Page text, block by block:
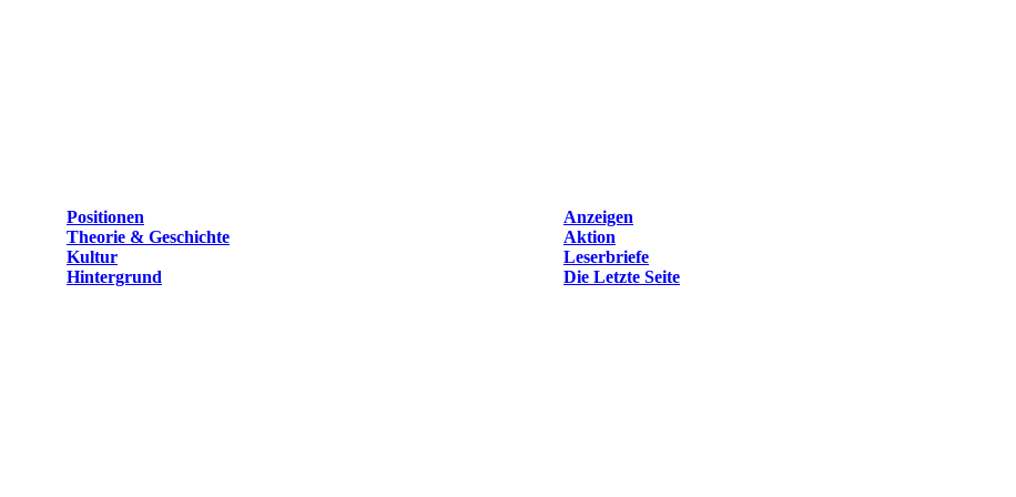
Positionen
Anzeigen
Theorie & Geschichte
Aktion
Kultur
Leserbriefe
Hintergrund Die Letzte Seite